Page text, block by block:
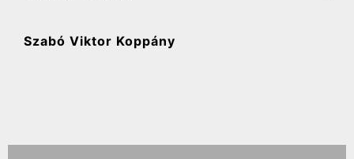
Szabó Viktor Koppány